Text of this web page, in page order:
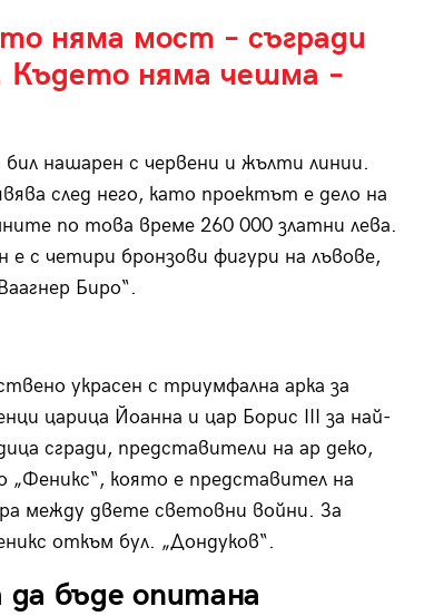
няма мост – съгради
Където няма чешма –
нашарен с червени и жълти линии.
след него, като проектът е дело на
по това време 260 000 златни лева.
с четири бронзови фигури на лъвове,
Биро“.
украсен с триумфална арка за
царица Йоанна и цар Борис III за най-
сгради, представители на ар деко,
„Феникс“, която е представител на
между двете световни войни. За
откъм бул. „Дондуков“.
бъде опитана